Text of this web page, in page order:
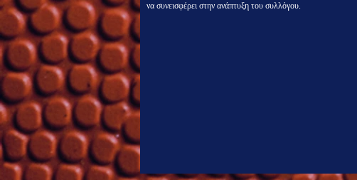
να συνεισφέρει στην ανάπτυξη του συλλόγου.